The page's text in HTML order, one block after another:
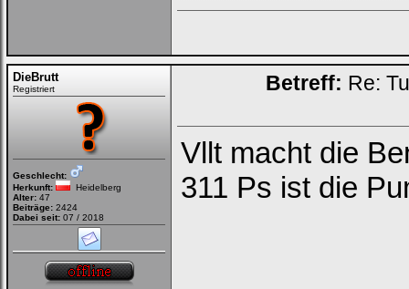
DieBrutt
Registriert
Geschlecht:
Herkunft:
Heidelberg
Alter: 47
Beiträge: 2424
Dabei seit: 07 / 2018
Betreff: Re:
Vllt macht die
311 Ps ist die